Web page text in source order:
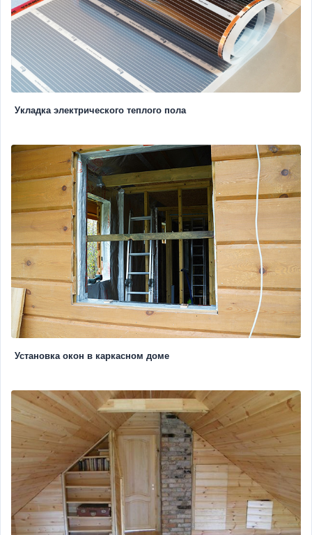
Укладка электрического теплого пола
Установка окон в каркасном доме